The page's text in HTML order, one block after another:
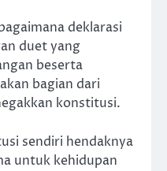
deklarasi
duet yang
beserta
bagian dari
konstitusi.
sendiri hendaknya
untuk kehidupan